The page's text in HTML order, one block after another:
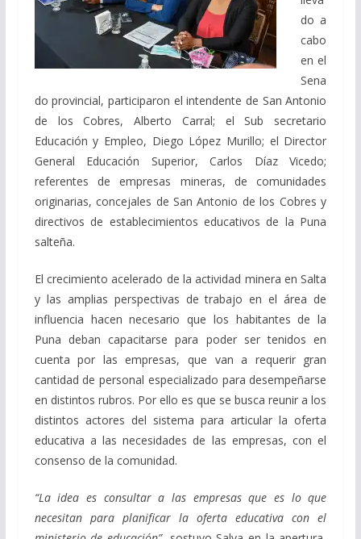
do a
cabo
en el
Sena
do provincial, participaron el intendente de San Antonio
de los Cobres, Alberto Carral; el Sub secretario
Educación y Empleo, Diego López Murillo; el Director
General Educación Superior, Carlos Díaz Vicedo;
referentes de empresas mineras, de comunidades
originarias, concejales de San Antonio de los Cobres y
directivos de establecimientos educativos de la Puna
salteña.
El crecimiento acelerado de la actividad minera en Salta
y las amplias perspectivas de trabajo en el área de
influencia hacen necesario que los habitantes de la
Puna deban capacitarse para poder ser tenidos en
cuenta por las empresas, que van a requerir gran
cantidad de personal especializado para desempeñarse
en distintos rubros. Por ello es que se busca reunir a los
distintos actores del sistema para articular la oferta
educativa a las necesidades de las empresas, con el
consenso de la comunidad.
“La idea es consultar a las empresas que es lo que
necesitan para planificar la oferta educativa con el